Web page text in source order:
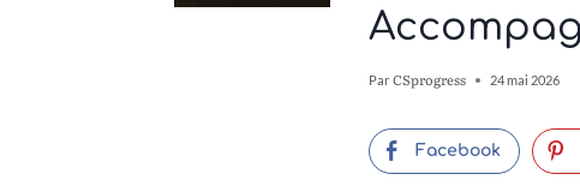
Par CSprogress 24 mai 2026
Facebook